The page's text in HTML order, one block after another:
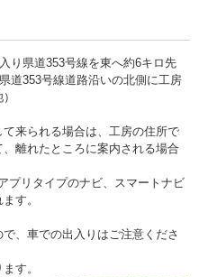
り県道353号線を東へ約6キロ先
道353号線道路沿いの北側に工房
来られる場合は、工房の住所で
離れたところに案内される場合
プリタイプのナビ、スマートナビ
す。
、車での出入りはご注意くださ
す。